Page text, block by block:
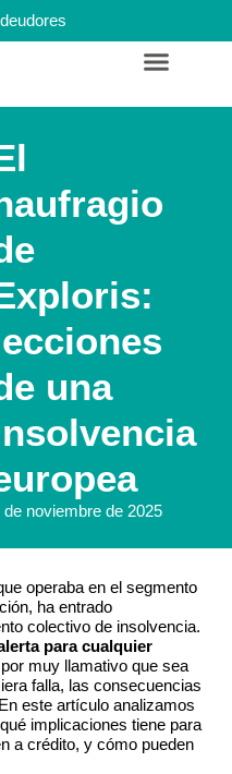
una
de noviembre de 2025
operaba en el segmento
ha entrado
colectivo de insolvencia.
para cualquier
muy llamativo que sea
falla, las consecuencias
este artículo analizamos
implicaciones tiene para
a crédito, y cómo pueden